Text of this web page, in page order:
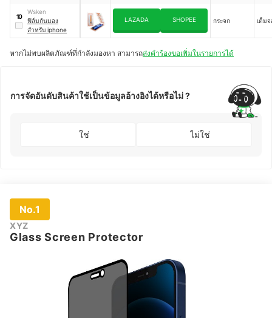
10
Wsken
ฟิล์มกันมอง
สำหรับ iphone
LAZADA SHOPEE กระจก เต็มจ
หากไม่พบผลิตภัณฑ์ที่กำลังมองหา สามารถส่งคำร้องขอเพิ่มในรายการได้
การจัดอันดับสินค้าใช้เป็นข้อมูลอ้างอิงได้หรือไม่ ?
ใช่ ไม่ใช่
No.1
XYZ
Glass Screen Protector